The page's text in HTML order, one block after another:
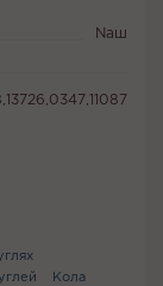
Naш
Кола